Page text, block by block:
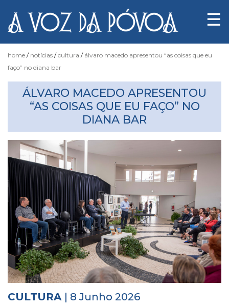
Notícias
do
Acaso
Luas
e
Marés
Histórico
Vídeos
Contactos
☰
home notícias cultura
álvaro macedo apresentou “as coisas que eu
faço” no diana bar
ÁLVARO MACEDO APRESENTOU
“AS COISAS QUE EU FAÇO” NO
DIANA BAR
CULTURA | 8 Junho 2026